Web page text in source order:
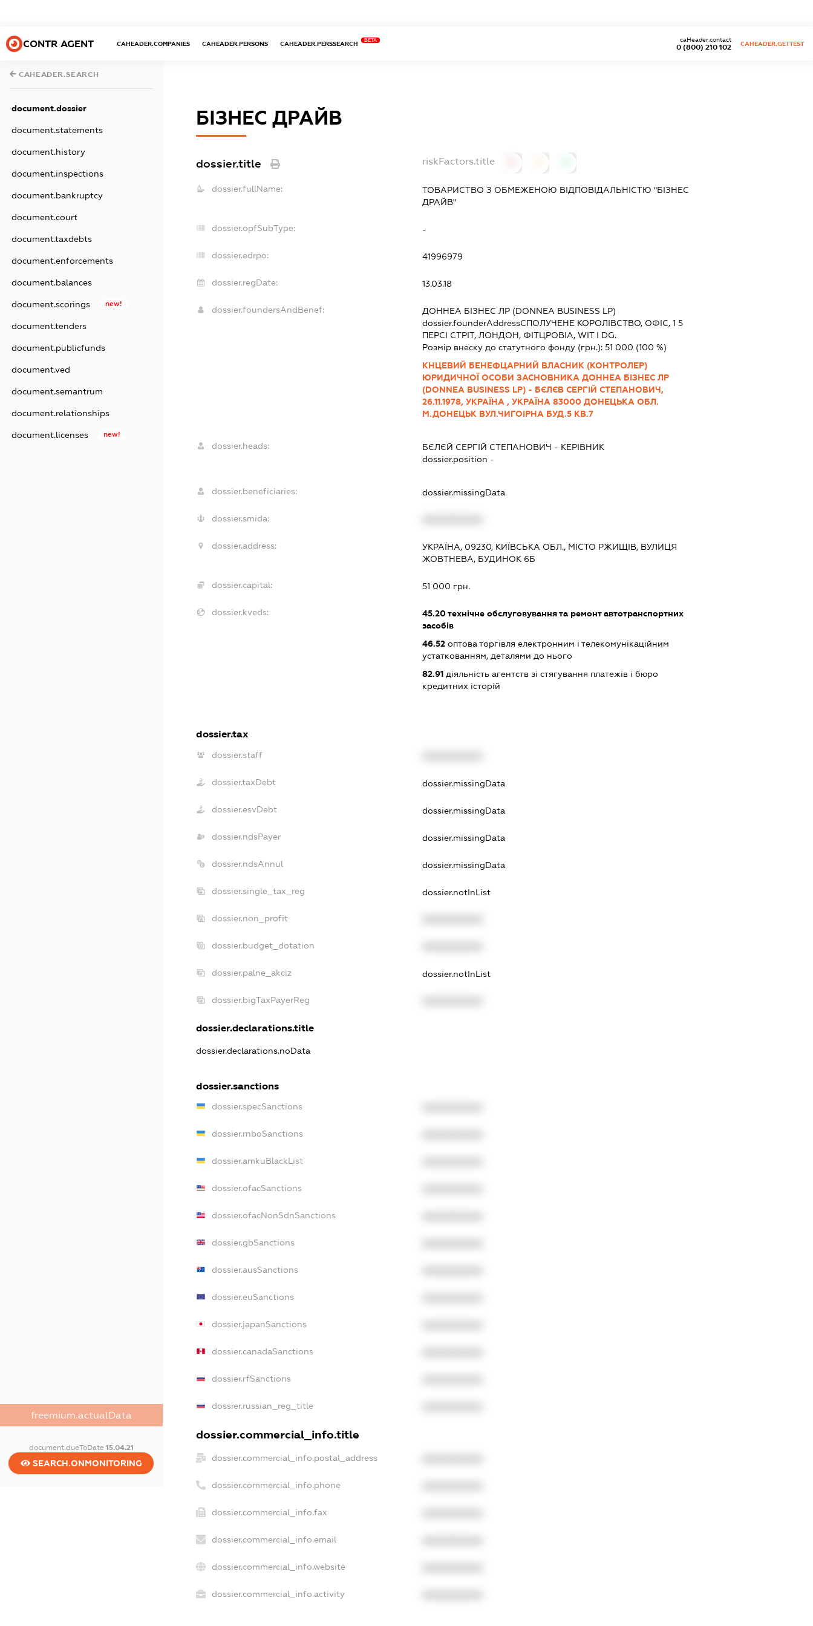
CONTR AGENT CAHEADER.COMPANIES CAHEADER.PERSONS CAHEADER.PERSSEARCH
BETA
0 (800) 210 102
caHeader.contact
CAHEADER.GETTEST
CAHEADER.SEARCH
document.dossier
document.statements
document.history
document.inspections
document.bankruptcy
document.court
document.taxdebts
document.enforcements
document.balances
document.scorings new!
document.tenders
document.publicfunds
document.ved
document.semantrum
document.relationships
document.licenses new!
freemium.actualData
document.dueToDate 15.04.21
SEARCH.ONMONITORING
БІЗНЕС ДРАЙВ
dossier.title riskFactors.title
dossier.fullName:
ТОВАРИСТВО З ОБМЕЖЕНОЮ ВІДПОВІДАЛЬНІСТЮ "БІЗНЕС
ДРАЙВ"
dossier.opfSubType: -
dossier.edrpo: 41996979
dossier.regDate: 13.03.18
dossier.foundersAndBenef:
ДОННЕА БІЗНЕС ЛР (DONNEA BUSINESS LP)
dossier.founderAddressСПОЛУЧЕНЕ КОРОЛІВСТВО, ОФІС, 1 5
ПЕРСІ СТРІТ, ЛОНДОН, ФІТЦРОВІА, WIT I DG.
Розмір внеску до статутного фонду (грн.): 51 000 (100 %)
КНЦЕВИЙ БЕНЕФЦАРНИЙ ВЛАСНИК (КОНТРОЛЕР)
ЮРИДИЧНОЇ ОСОБИ ЗАСНОВНИКА ДОННЕА БІЗНЕС ЛР
(DONNEA BUSINESS LP) - БЄЛЄВ СЕРГІЙ СТЕПАНОВИЧ,
26.11.1978, УКРАЇНА , УКРАЇНА 83000 ДОНЕЦЬКА ОБЛ.
М.ДОНЕЦЬК ВУЛ.ЧИГОІРНА БУД.5 КВ.7
dossier.heads: БЄЛЄЙ СЕРГІЙ СТЕПАНОВИЧ - КЕРІВНИК
dossier.position -
dossier.beneficiaries: dossier.missingData
dossier.smida:
dossier.address:
УКРАЇНА, 09230, КИЇВСЬКА ОБЛ., МІСТО РЖИЩІВ, ВУЛИЦЯ
ЖОВТНЕВА, БУДИНОК 6Б
dossier.capital: 51 000 грн.
dossier.kveds: 45.20технічне обслуговування та ремонт автотранспортних
засобів
46.52оптова торгівля електронним і телекомунікаційним
устаткованням, деталями до нього
82.91діяльність агентств зі стягування платежів і бюро
кредитних історій
dossier.tax
dossier.staff
dossier.taxDebt dossier.missingData
dossier.esvDebt dossier.missingData
dossier.ndsPayer dossier.missingData
dossier.ndsAnnul dossier.missingData
dossier.single_tax_reg dossier.notInList
dossier.non_profit
dossier.budget_dotation
dossier.palne_akciz dossier.notInList
dossier.bigTaxPayerReg
dossier.declarations.title
dossier.declarations.noData
dossier.sanctions
dossier.specSanctions
dossier.rnboSanctions
dossier.amkuBlackList
dossier.ofacSanctions
dossier.ofacNonSdnSanctions
dossier.gbSanctions
dossier.ausSanctions
dossier.euSanctions
dossier.japanSanctions
dossier.canadaSanctions
dossier.rfSanctions
dossier.russian_reg_title
dossier.commercial_info.title
dossier.commercial_info.postal_address
dossier.commercial_info.phone
dossier.commercial_info.fax
dossier.commercial_info.email
dossier.commercial_info.website
dossier.commercial_info.activity